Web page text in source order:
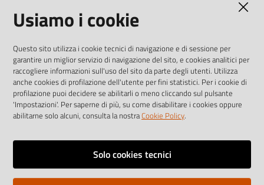
I dati personali pubblicati sono riutilizzabili solo alle condizioni
previste dalla direttiva comunitaria 2003/98/CE e dal d.lgs.
36/2006
Vai alla pagina
Note legali
Usiamo i cookie
Questo sito utilizza i cookie tecnici di navigazione e di sessione per
garantire un miglior servizio di navigazione del sito, e cookies analitici per
raccogliere informazioni sull'uso del sito da parte degli utenti. Utilizza
anche cookies di profilazione dell'utente per fini statistici. Per i cookie di
profilazione puoi decidere se abilitarli o meno cliccando sul pulsante
'Impostazioni'. Per saperne di più, su come disabilitare i cookies oppure
abilitarne solo alcuni, consulta la nostraCookie Policy.
Solo cookies tecnici